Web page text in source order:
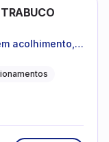
acolhimento,